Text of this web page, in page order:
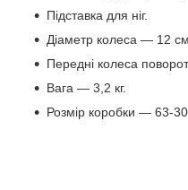
Підставка для ніг.
Діаметр колеса — 12
Передні колеса
Вага — 3,2 кг.
Розмір коробки — 63-